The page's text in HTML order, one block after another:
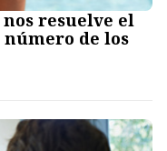
resuelve el
de los